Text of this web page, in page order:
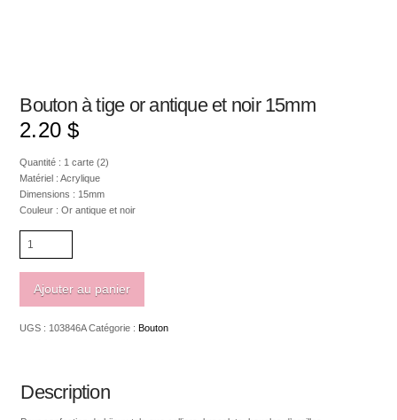
Bouton à tige or antique et noir 15mm
2.20 $
Quantité : 1 carte (2)
Matériel : Acrylique
Dimensions : 15mm
Couleur : Or antique et noir
antique
Ajouter au panier
UGS : 103846A Catégorie :Bouton
Description